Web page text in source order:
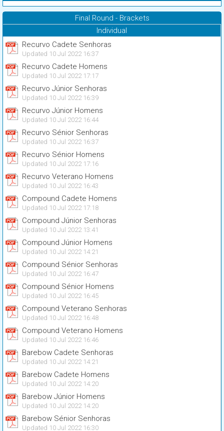
Final Round - Brackets
Individual
Recurvo Cadete Senhoras
Updated 10 Jul 2022 16:37
Recurvo Cadete Homens
Updated 10 Jul 2022 17:17
Recurvo Júnior Senhoras
Updated 10 Jul 2022 16:39
Recurvo Júnior Homens
Updated 10 Jul 2022 16:44
Recurvo Sénior Senhoras
Updated 10 Jul 2022 16:37
Recurvo Sénior Homens
Updated 10 Jul 2022 17:16
Recurvo Veterano Homens
Updated 10 Jul 2022 16:43
Compound Cadete Homens
Updated 10 Jul 2022 17:18
Compound Júnior Senhoras
Updated 10 Jul 2022 13:41
Compound Júnior Homens
Updated 10 Jul 2022 14:21
Compound Sénior Senhoras
Updated 10 Jul 2022 16:47
Compound Sénior Homens
Updated 10 Jul 2022 16:45
Compound Veterano Senhoras
Updated 10 Jul 2022 16:48
Compound Veterano Homens
Updated 10 Jul 2022 16:46
Barebow Cadete Senhoras
Updated 10 Jul 2022 14:21
Barebow Cadete Homens
Updated 10 Jul 2022 14:20
Barebow Júnior Homens
Updated 10 Jul 2022 14:20
Barebow Sénior Senhoras
Updated 10 Jul 2022 16:30